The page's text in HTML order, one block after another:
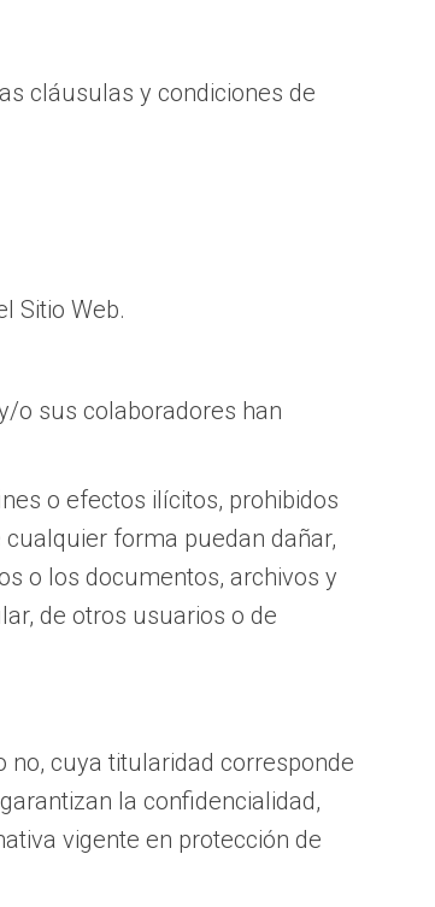
cláusulas y condiciones de
Sitio Web.
o sus colaboradores han
o efectos ilícitos, prohibidos
forma puedan dañar,
o los documentos, archivos y
de otros usuarios o de
cuya titularidad corresponde
la confidencialidad,
vigente en protección de